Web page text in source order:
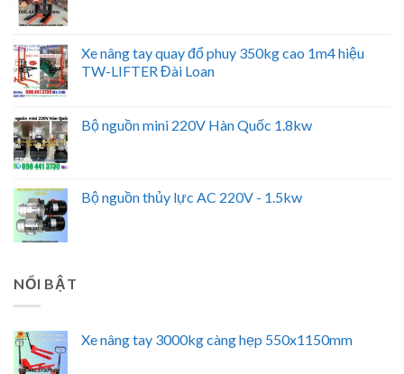
Xe nâng tay quay đổ phuy 350kg cao 1m4 hiệu
TW-LIFTER Đài Loan
Bộ nguồn mini 220V Hàn Quốc 1.8kw
Bộ nguồn thủy lực AC 220V - 1.5kw
NỔI BẬT
Xe nâng tay 3000kg càng hẹp 550x1150mm